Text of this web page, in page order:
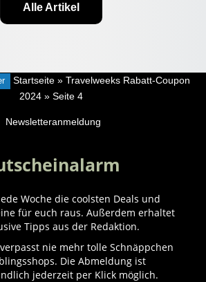
Alle Artikel
Startseite » Travelweeks Rabatt-Coupon
2024 » Seite 4
Newsletteranmeldung
Woche die coolsten Deals und
für euch raus. Außerdem erhaltet
Tipps aus der Redaktion.
nie mehr tolle Schnäppchen
Die Abmeldung ist
jederzeit per Klick möglich.